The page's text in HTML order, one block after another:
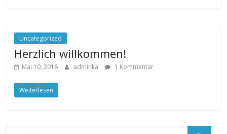
Uncategorized
Herzlich willkommen!
Mai 10, 2016 adminka 1 Kommentar
Weiterlesen